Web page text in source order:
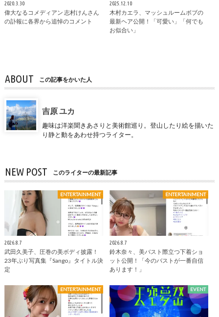
2020.3.30
偉大なるコメディアン 志村けんさん
の訃報に各界から追悼のコメント
2025.12.10
木村カエラ、マッシュルームボブの
最新ヘア公開！「可愛い」「何でも
お似合い」
ABOUT この記事をかいた人
吉原 ユカ
趣味は洋楽聞きあさりと美術館巡り。登山したり絵を描いた
り静と動をあわせ持つライター。
NEW POST このライターの最新記事
ENTERTAINMENT
2026.8.7
武田久美子、圧巻の美ボディ披露！
23年ぶり写真集『Sango』タイトル決
定
ENTERTAINMENT
2026.8.7
鈴木奈々、美バスト際立つ下着ショ
ット公開！「今のバストが一番自信
あります！」
ENTERTAINMENT EVENT